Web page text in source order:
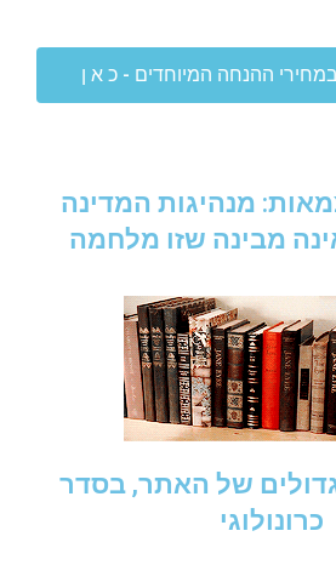
ההנחה המיוחדים - כ א ן
מנהיגות המדינה
מבינה שזו מלחמה
של האתר, בסדר
כרונולוגי